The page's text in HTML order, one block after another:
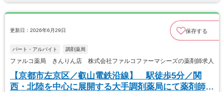
更新日：2026年6月29日 保存する
パート・アルバイト 調剤薬局
ファルコ薬局 きんりん店 株式会社ファルコファーマシーズの薬剤師求人
【京都市左京区／叡山電鉄沿線】 駅徒歩5分／関
西・北陸を中心に展開する大手調剤薬局にて薬剤師の